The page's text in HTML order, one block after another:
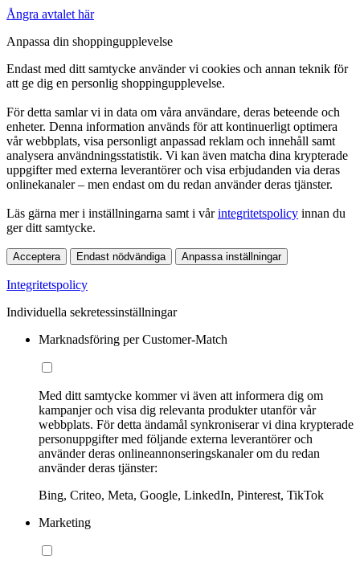
Ångra avtalet här
Anpassa din shoppingupplevelse
Endast med ditt samtycke använder vi cookies och annan teknik för
att ge dig en personlig shoppingupplevelse.
För detta samlar vi in data om våra användare, deras beteende och
enheter. Denna information används för att kontinuerligt optimera
vår webbplats, visa personligt anpassad reklam och innehåll samt
analysera användningsstatistik. Vi kan även matcha dina krypterade
uppgifter med externa leverantörer och visa erbjudanden via deras
onlinekanaler – men endast om du redan använder deras tjänster.
Läs gärna mer i inställningarna samt i vårintegritetspolicy innan du
ger ditt samtycke.
Acceptera Endast nödvändiga Anpassa inställningar
Integritetspolicy
Individuella sekretessinställningar
Marknadsföring per Customer-Match
Med ditt samtycke kommer vi även att informera dig om
kampanjer och visa dig relevanta produkter utanför vår
webbplats. För detta ändamål synkroniserar vi dina krypterade
personuppgifter med följande externa leverantörer och
använder deras onlineannonseringskanaler om du redan
använder deras tjänster:
Bing, Criteo, Meta, Google, LinkedIn, Pinterest, TikTok
Marketing